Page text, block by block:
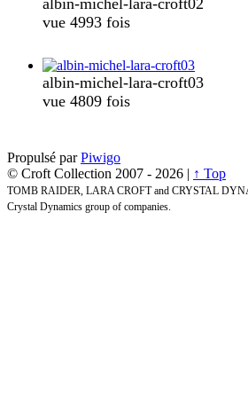
albin-michel-lara-croft02
vue 4993 fois
albin-michel-lara-croft03
vue 4809 fois
Propulsé parPiwigo
© Croft Collection 2007 - 2026 | ↑ Top
TOMB RAIDER, LARA CROFT and CRYSTAL
Crystal Dynamics group of companies.